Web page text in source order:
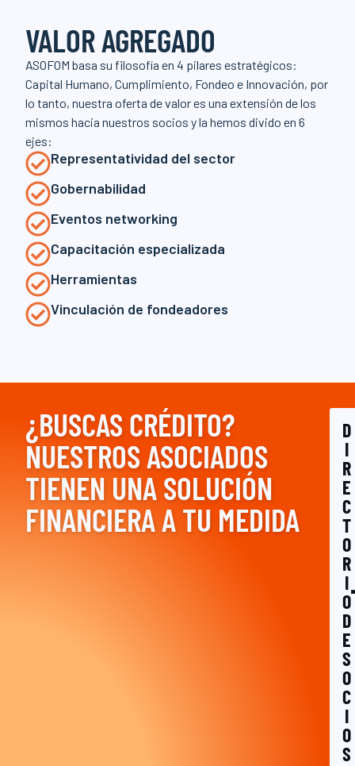
VALOR AGREGADO
ASOFOM basa su filosofía en 4 pilares estratégicos:
Capital Humano, Cumplimiento, Fondeo e Innovación, por
lo tanto, nuestra oferta de valor es una extensión de los
mismos hacia nuestros socios y la hemos divido en 6
ejes:
Representatividad del sector
Gobernabilidad
Eventos networking
Capacitación especializada
Herramientas
Vinculación de fondeadores
¿BUSCAS CRÉDITO?
NUESTROS ASOCIADOS
TIENEN UNA SOLUCIÓN
FINANCIERA A TU MEDIDA
D
I
R
E
C
T
O
R
I
O
D
E
S
O
C
I
O
S